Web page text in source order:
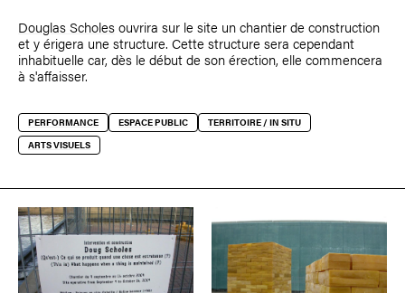
Douglas Scholesouvrira sur le site un chantier de construction
et y érigera une structure. Cette structure sera cependant
inhabituelle car, dès le début de son érection, elle commencera
à s'affaisser.
PERFORMANCE ESPACE PUBLIC
TERRITOIRE / IN SITU
ARTS VISUELS